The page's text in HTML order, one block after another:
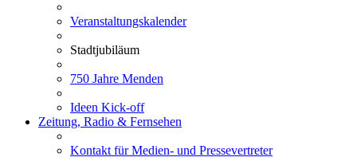
Veranstaltungskalender
Stadtjubiläum
750 Jahre Menden
Ideen Kick-off
Zeitung, Radio & Fernsehen
Kontakt für Medien- und Pressevertreter